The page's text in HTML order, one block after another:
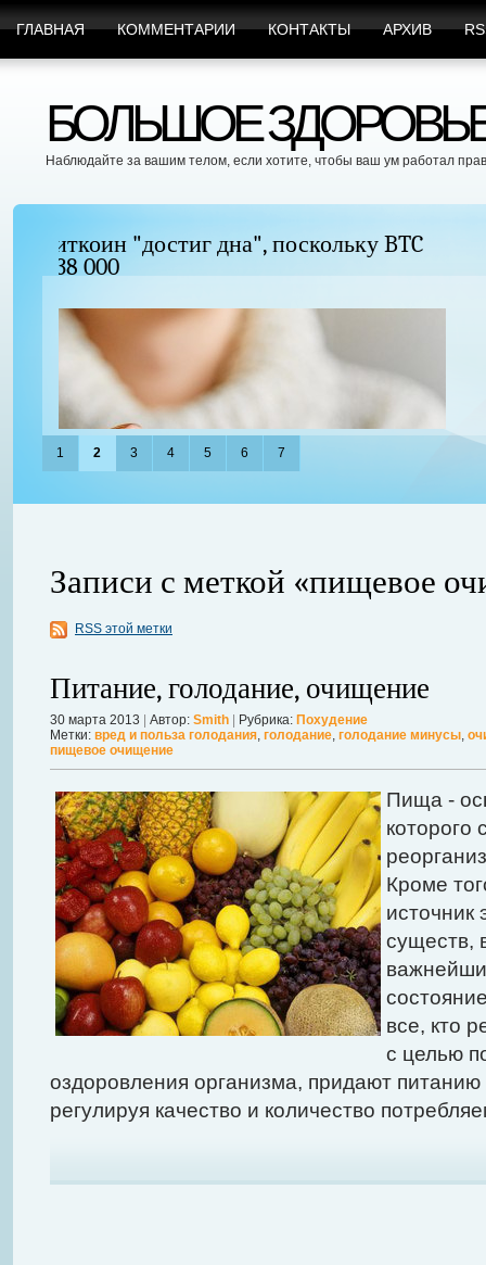
ГЛАВНАЯ КОММЕНТАРИИ КОНТАКТЫ АРХИВ
БОЛЬШОЕ
Наблюдайте за вашим телом, если хотите, чтобы ваш ум работал
Можно ли увеличить грудь без
придать ей форму?
речь, нужно углубиться в анатомию.
Далее...
1 2 3 4 5 6 7
Записи с меткой «пищевое
RSS этой метки
Питание, голодание, очищение
30 марта 2013 Автор: Smith Рубрика: Похудение
Метки: вред и польза голодания, голодание, голодание минусы,
пищевое очищение
Пища -
которого
Кроме
источник
существ,
все, кто
с целью
оздоровления организма, придают
регулируя качество и количество